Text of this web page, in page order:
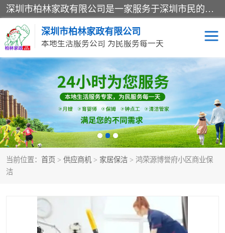
深圳市柏林家政有限公司是一家服务于深圳市民的专业家政公司。致力于为客户提供高质量、多维度的家庭服务，包括养老、母婴、月嫂育婴早教、康复理疗、家电清洗和保洁等方面的专业服务。
深圳市柏林家政有限公司
本地生活服务公司 为民服务每一天
当前位置： 首页 > 供应商机 > 家居保洁 > 鸿荣源博誉府小区商业保
洁
家居保洁 护工月嫂
家庭保姆 家政服务